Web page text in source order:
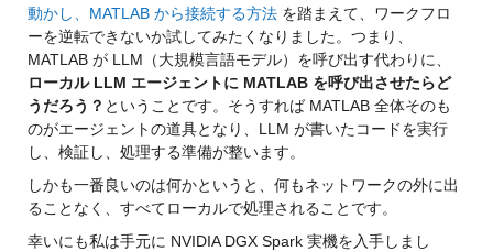
動かし、MATLAB から接続する方法 を踏まえて、ワークフロ
ーを逆転できないか試してみたくなりました。つまり、
MATLAB が LLM（大規模言語モデル）を呼び出す代わりに、
ローカル LLM エージェントに MATLAB を呼び出させたらど
うだろう？ ということです。そうすれば MATLAB 全体そのも
のがエージェントの道具となり、LLM が書いたコードを実行
し、検証し、処理する準備が整います。
しかも一番良いのは何かというと、何もネットワークの外に出
ることなく、すべてローカルで処理されることです。
幸いにも私は手元に NVIDIA DGX Spark 実機を入手しまし